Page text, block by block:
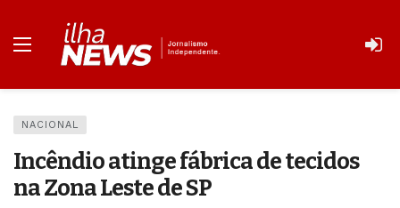
NACIONAL
Incêndio atinge fábrica de tecidos
na Zona Leste de SP